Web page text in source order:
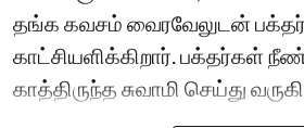
தங்க கவசம் வைரவேலுடன்
காட்சியளிக்கிறார். பக்தர்கள்
காத்திருந்த சுவாமி செய்து